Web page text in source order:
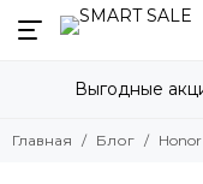
Выгодные
Главная Блог